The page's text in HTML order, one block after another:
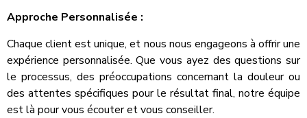
Approche Personnalisée :
Chaque client est unique, et nous nous engageons à offrir une
expérience personnalisée. Que vous ayez des questions sur
le processus, des préoccupations concernant la douleur ou
des attentes spécifiques pour le résultat final, notre équipe
est là pour vous écouter et vous conseiller.